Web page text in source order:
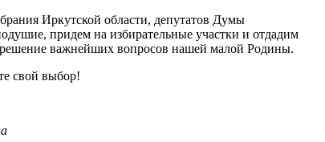
Иркутской области, депутатов Думы
придем на избирательные участки и отдадим
важнейших вопросов нашей малой Родины.
свой выбор!